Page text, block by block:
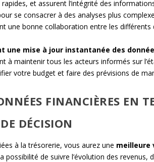
et assurent l’intégrité des
se consacrer à des analyses plus
une bonne collaboration entre les différents
une mise à jour instantanée des
à maintenir tous les acteurs informés sur
votre budget et faire des prévisions de
FINANCIÈRES EN
DÉCISION
à la trésorerie, vous aurez une meilleure
possibilité de suivre l’évolution des revenus,